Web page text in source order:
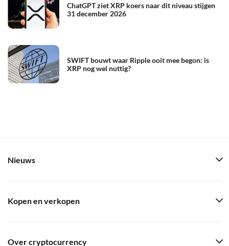
ChatGPT ziet XRP koers naar dit niveau stijgen
31 december 2026
SWIFT bouwt waar Ripple ooit mee begon: is
XRP nog wel nuttig?
Nieuws
Kopen en verkopen
Over cryptocurrency